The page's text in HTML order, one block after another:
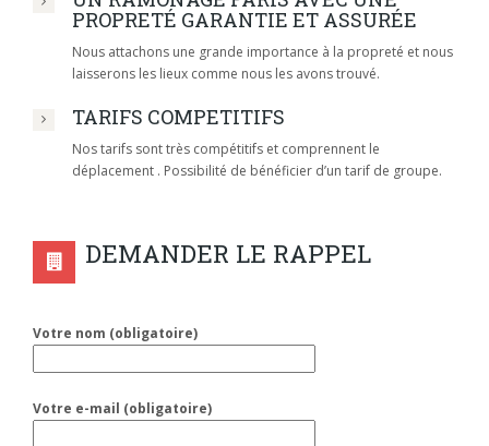
PROPRETÉ GARANTIE ET ASSURÉE
Nous attachons une grande importance à la propreté et nous
laisserons les lieux comme nous les avons trouvé.
TARIFS COMPETITIFS
Nos tarifs sont très compétitifs et comprennent le
déplacement . Possibilité de bénéficier d’un tarif de groupe.
DEMANDER LE RAPPEL
Votre nom (obligatoire)
Votre e-mail (obligatoire)